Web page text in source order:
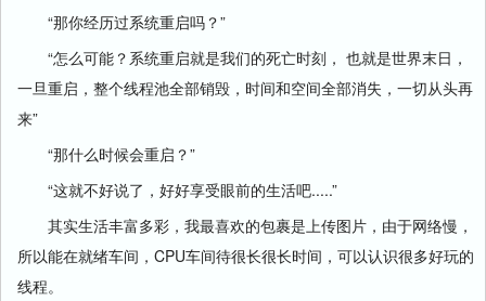
“那你经历过系统重启吗？”
“怎么可能？系统重启就是我们的死亡时刻， 也就是世界末日，
一旦重启，整个线程池全部销毁，时间和空间全部消失，一切从头再
来”
“那什么时候会重启？”
“这就不好说了，好好享受眼前的生活吧.....”
其实生活丰富多彩，我最喜欢的包裹是上传图片，由于网络慢，
所以能在就绪车间，CPU车间待很长很长时间，可以认识很多好玩的
线程。